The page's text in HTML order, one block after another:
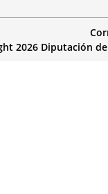
2026 Diputación